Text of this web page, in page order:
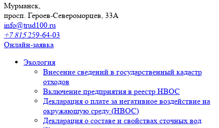
Мурманск,
просп. Героев-Североморцев, 33А
info@trud100.ru
+7 815259-64-03
Онлайн-заявка
Экология
Внесение сведений в государственный кадастр
отходов
Включение предприятия в реестр НВОС
Декларация о плате за негативное воздействие на
окружающую среду (НВОС)
Декларация о составе и свойствах сточных вод